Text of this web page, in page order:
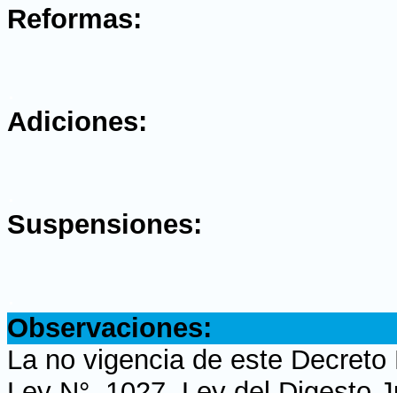
Reformas:
Adiciones:
Suspensiones:
Observaciones:
La no vigencia de este